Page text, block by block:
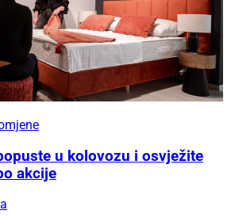
u kolovozu i osvježite
akcije